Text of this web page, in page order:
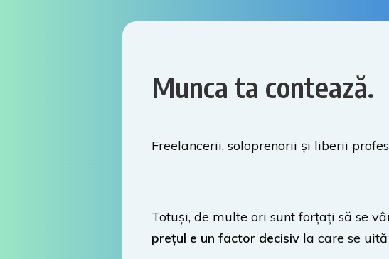
Munca ta contează.
Freelancerii, soloprenorii și liberii
Totuși, de multe ori sunt forțați să se
prețul e un factor decisiv la care se